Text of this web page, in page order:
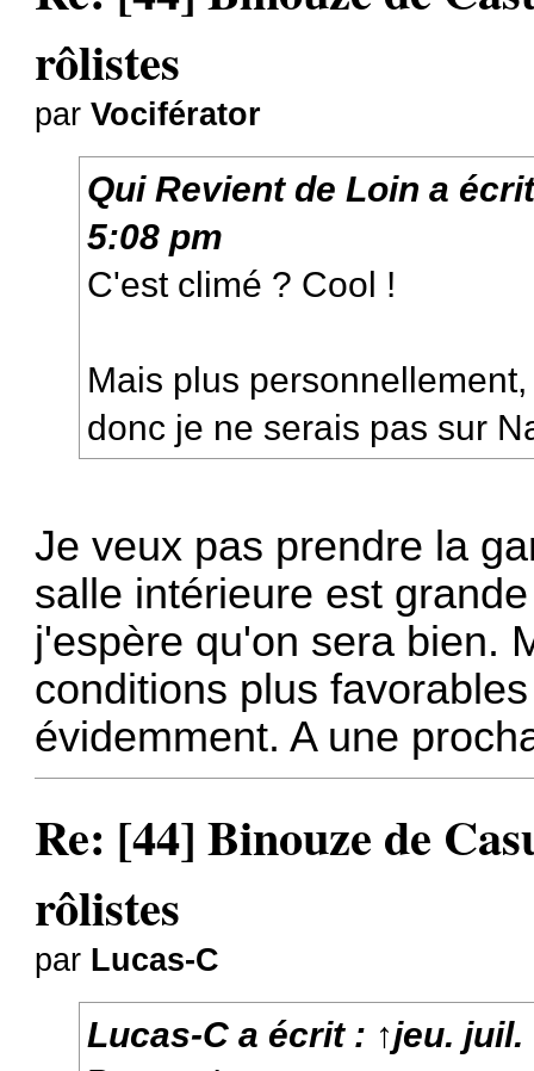
rôlistes
parVociférator
Qui Revient de Loin a
5:08 pm
C'est climé ? Cool !
Mais plus
donc je ne serais pas sur
Je veux pas prendre la
salle intérieure est
j'espère qu'on sera bien.
conditions plus
évidemment. A une
Re: [44] Binouze de
rôlistes
par Lucas-C
Lucas-C a écrit : ↑jeu. juil.